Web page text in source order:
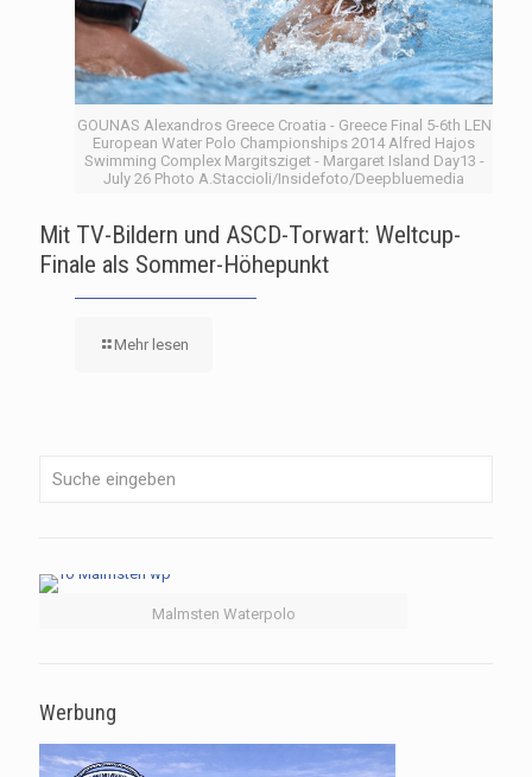
GOUNAS Alexandros Greece Croatia - Greece Final 5-6th LEN
European Water Polo Championships 2014 Alfred Hajos
Swimming Complex Margitsziget - Margaret Island Day13 -
July 26 Photo A.Staccioli/Insidefoto/Deepbluemedia
Mit TV-Bildern und ASCD-Torwart: Weltcup-
Finale als Sommer-Höhepunkt
Mehr lesen
Malmsten Waterpolo
Werbung